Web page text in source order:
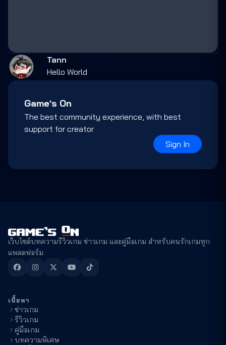
Tann
Hello World
Game's On
The best community experience, with best
support for creator
Sign In
เว็บไซต์บทความรีวิวเกม ข่าวเกม และคู่มือเกม สำหรับคนรักเกมทุก
แพลตฟอร์ม
เนื้อหา
ข่าวเกม
รีวิวเกม
คู่มือเกม
บทความพิเศษ